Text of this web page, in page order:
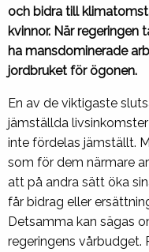
och bidra till
kvinnor. När
ha mansdominerade
jordbruket för ögonen.
En av de viktigaste
jämställda
inte fördelas jämställt.
som för dem närmare
att på andra sätt öka
får bidrag eller
Detsamma kan sägas
regeringens vårbudget.